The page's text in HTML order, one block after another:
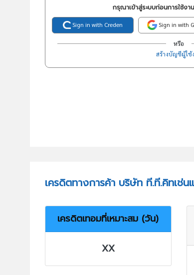
กรุณาเข้าสู่ระบบก่อนการใช้ง
Sign in with Creden Sign in with
หรือ
สร้างบัญชีผู้ใช้
เครดิตทางการค้า บริษัท ที.ที.คิทเช่น
เครดิตเทอมที่เหมาะสม (วัน)
XX